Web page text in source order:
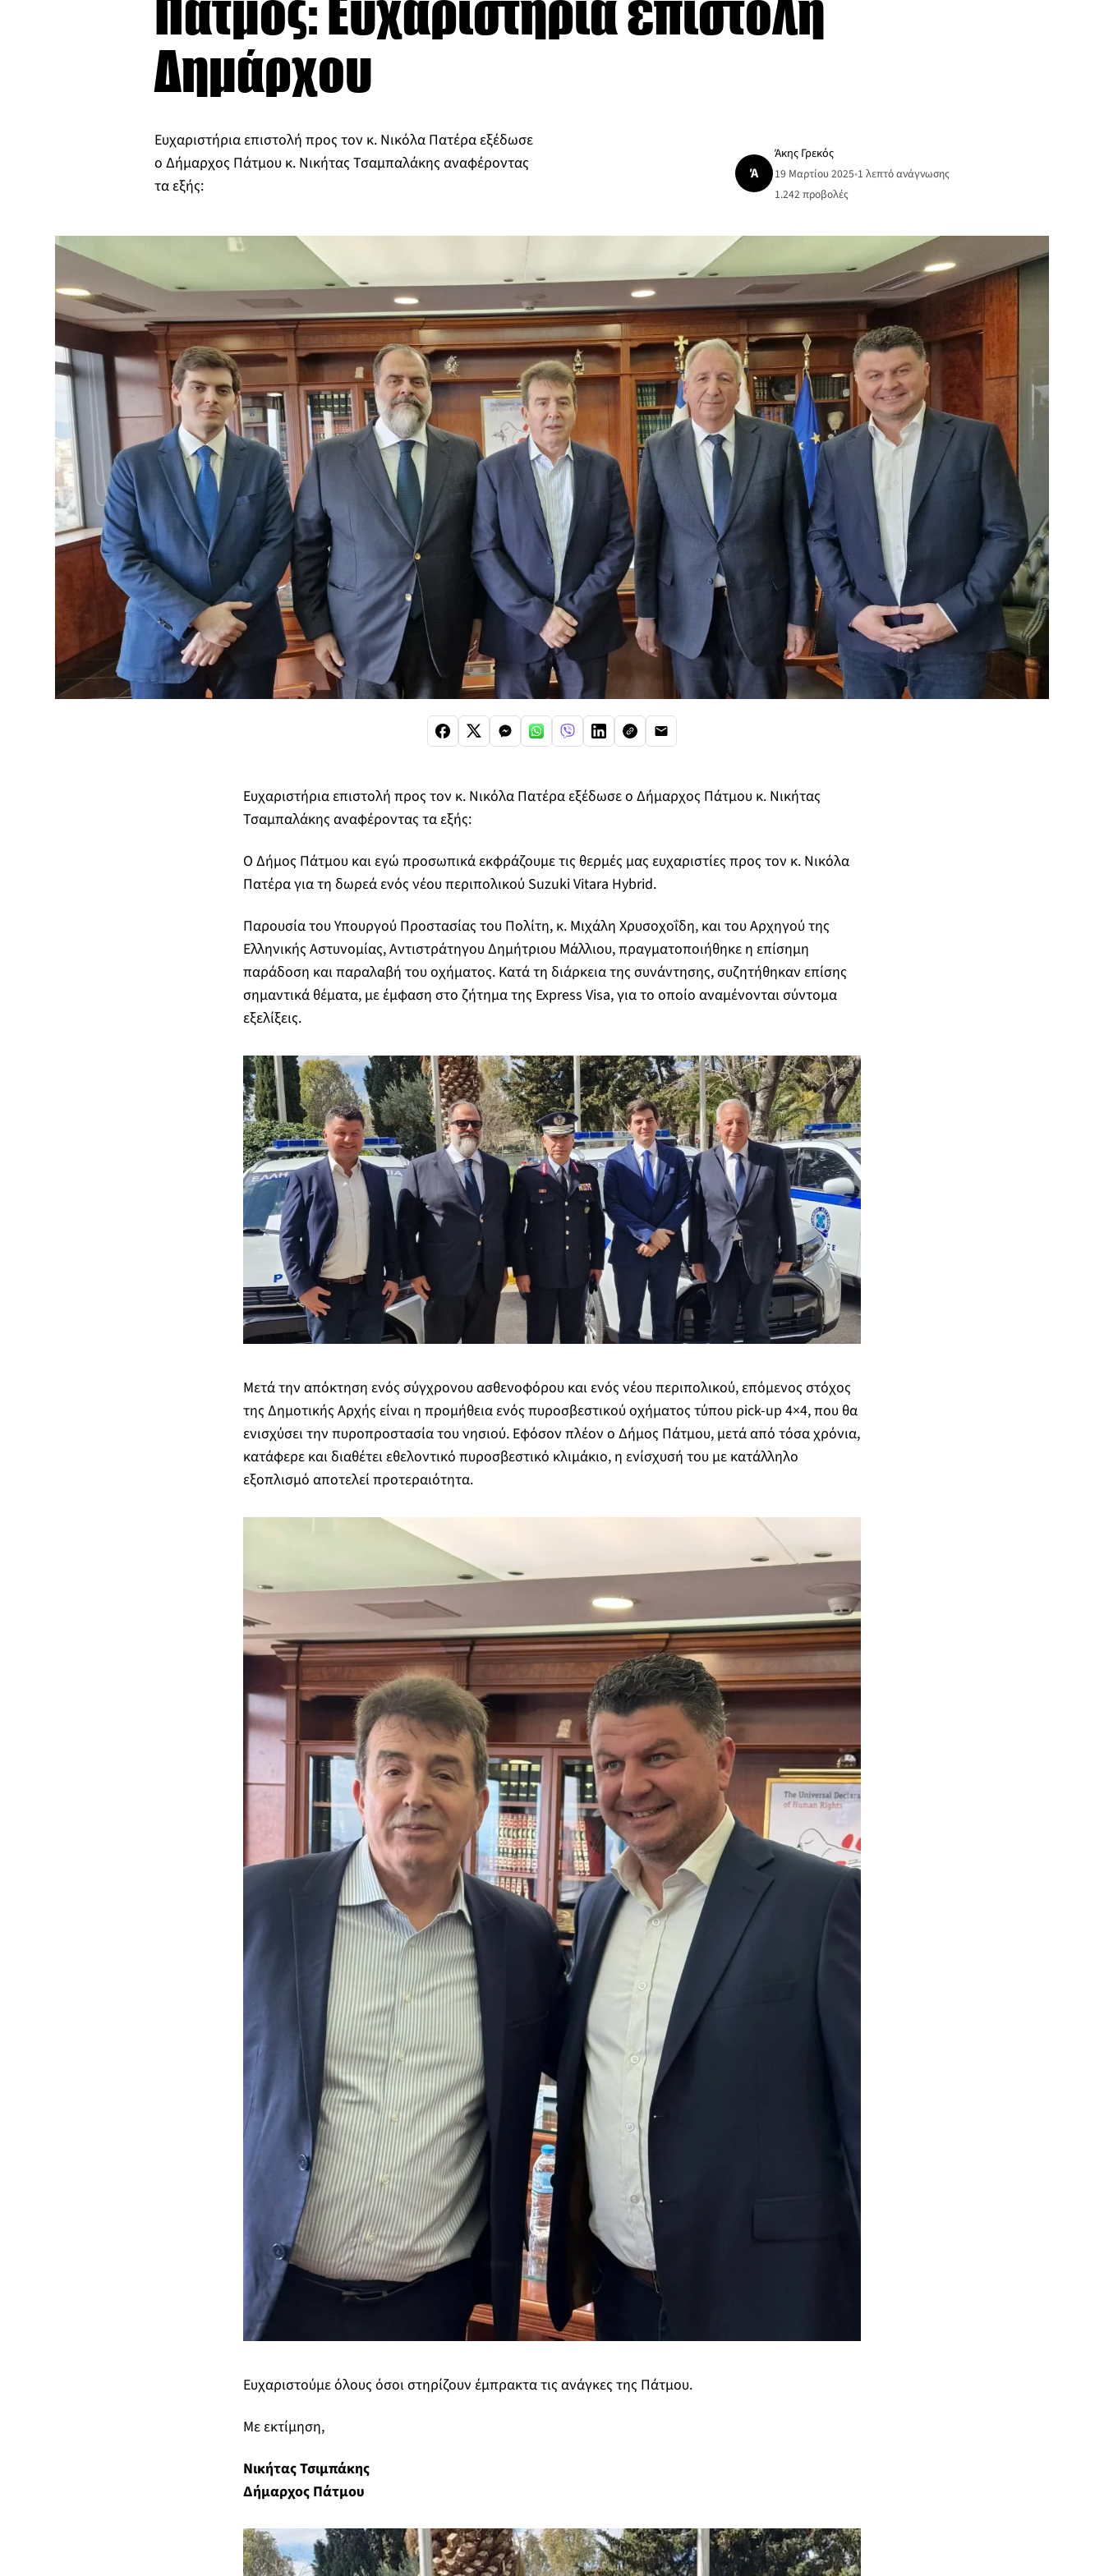
Δημάρχου
Ευχαριστήρια επιστολή προς τον κ. Νικόλα Πατέρα εξέδωσε
ο Δήμαρχος Πάτμου κ. Νικήτας Τσαμπαλάκης αναφέροντας
τα εξής:
Ά
Άκης Γρεκός
19 Μαρτίου 2025•1 λεπτό ανάγνωσης
1.242 προβολές
Ευχαριστήρια επιστολή προς τον κ. Νικόλα Πατέρα εξέδωσε ο Δήμαρχος Πάτμου κ. Νικήτας
Τσαμπαλάκης αναφέροντας τα εξής:
Ο Δήμος Πάτμου και εγώ προσωπικά εκφράζουμε τις θερμές μας ευχαριστίες προς τον κ. Νικόλα
Πατέρα για τη δωρεά ενός νέου περιπολικού Suzuki Vitara Hybrid.
Παρουσία του Υπουργού Προστασίας του Πολίτη, κ. Μιχάλη Χρυσοχοΐδη, και του Αρχηγού της
Ελληνικής Αστυνομίας, Αντιστράτηγου Δημήτριου Μάλλιου, πραγματοποιήθηκε η επίσημη
παράδοση και παραλαβή του οχήματος. Κατά τη διάρκεια της συνάντησης, συζητήθηκαν επίσης
σημαντικά θέματα, με έμφαση στο ζήτημα της Express Visa, για το οποίο αναμένονται σύντομα
εξελίξεις.
Μετά την απόκτηση ενός σύγχρονου ασθενοφόρου και ενός νέου περιπολικού, επόμενος στόχος
της Δημοτικής Αρχής είναι η προμήθεια ενός πυροσβεστικού οχήματος τύπου pick-up 4×4, που θα
ενισχύσει την πυροπροστασία του νησιού. Εφόσον πλέον ο Δήμος Πάτμου, μετά από τόσα χρόνια,
κατάφερε και διαθέτει εθελοντικό πυροσβεστικό κλιμάκιο, η ενίσχυσή του με κατάλληλο
εξοπλισμό αποτελεί προτεραιότητα.
Ευχαριστούμε όλους όσοι στηρίζουν έμπρακτα τις ανάγκες της Πάτμου.
Με εκτίμηση,
Νικήτας Τσιμπάκης
Δήμαρχος Πάτμου